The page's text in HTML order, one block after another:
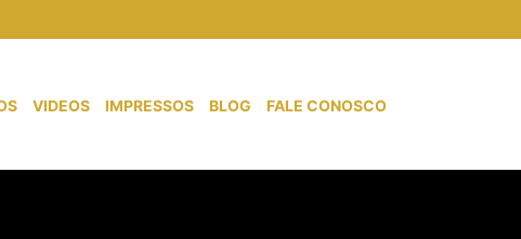
VIDEOS IMPRESSOS BLOG FALE CONOSCO